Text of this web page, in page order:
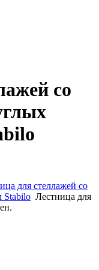
со
для стеллажей со
Stabilo Лестница для